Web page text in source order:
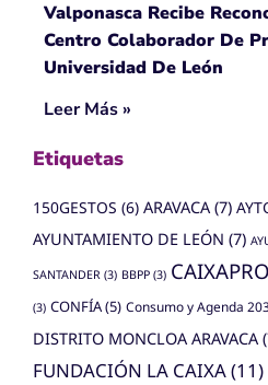
Valponasca Recibe
Centro Colaborador De
Universidad De León
Leer Más »
Etiquetas
150GESTOS (6) ARAVACA (7)
AYUNTAMIENTO DE LEÓN (7)
SANTANDER (3) BBPP (3)
(3) CONFÍA(5) Consumo y Agenda
DISTRITO MONCLOA ARAVACA
FUNDACIÓN LA CAIXA(11)